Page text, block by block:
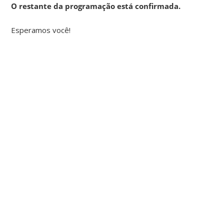
O restante da programação está confirmada.
Esperamos você!